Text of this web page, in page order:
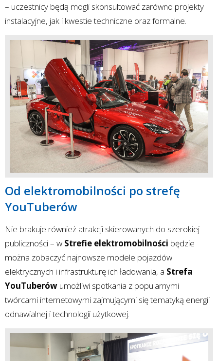
– uczestnicy będą mogli skonsultować zarówno projekty
instalacyjne, jak i kwestie techniczne oraz formalne.
Od elektromobilności po strefę
YouTuberów
Nie brakuje również atrakcji skierowanych do szerokiej
publiczności – w Strefie elektromobilności będzie
można zobaczyć najnowsze modele pojazdów
elektrycznych i infrastrukturę ich ładowania, a Strefa
YouTuberów umożliwi spotkania z popularnymi
twórcami internetowymi zajmującymi się tematyką energii
odnawialnej i technologii użytkowej.